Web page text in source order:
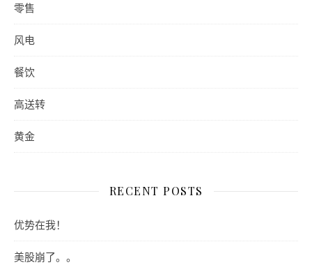
零售
风电
餐饮
高送转
黄金
RECENT POSTS
优势在我！
美股崩了。。